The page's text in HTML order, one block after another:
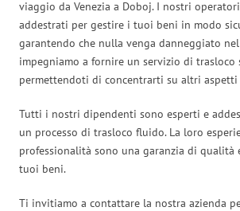
viaggio da Venezia a Doboj. I nostri
addestrati per gestire i tuoi beni in modo
garantendo che nulla venga danneggiato nel
impegniamo a fornire un servizio di trasloco
permettendoti di concentrarti su altri
Tutti i nostri dipendenti sono esperti e
un processo di trasloco fluido. La loro
professionalità sono una garanzia di qualità
tuoi beni.
Ti invitiamo a contattare la nostra azienda